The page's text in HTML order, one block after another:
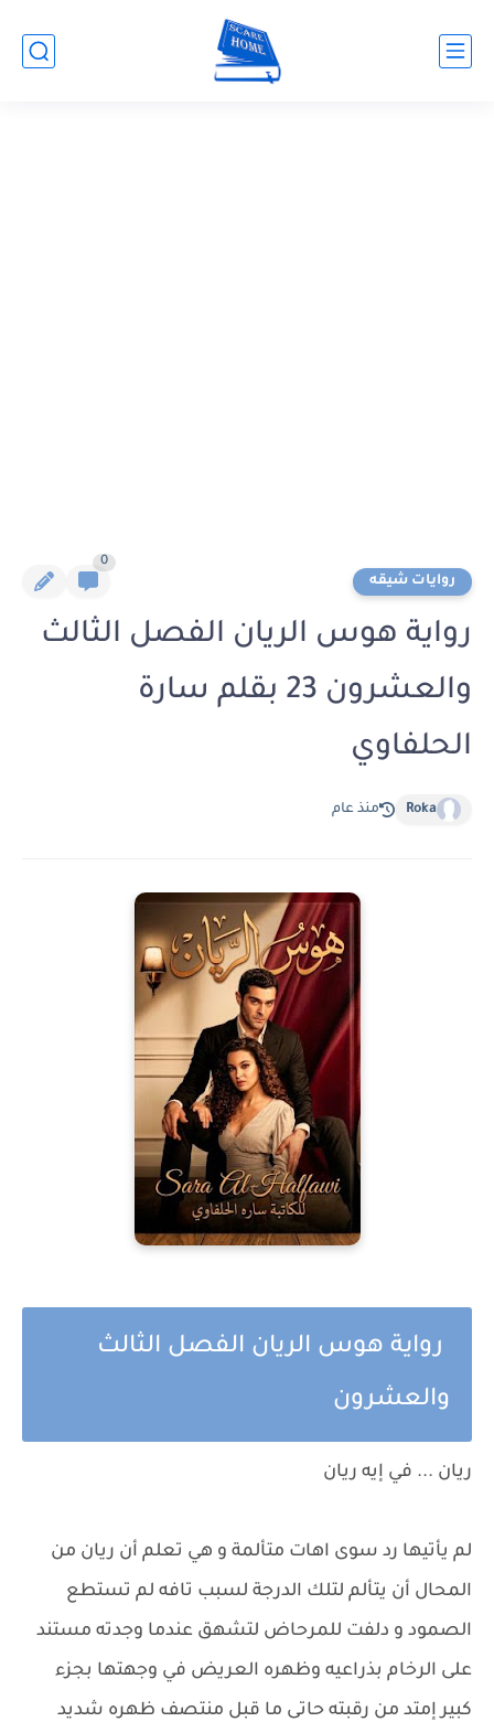
روايات شيقه
0
رواية هوس الريان الفصل الثالث
والعشرون 23 بقلم سارة
الحلفاوي
Roka منذ عام
رواية هوس الريان الفصل الثالث
والعشرون
ريان ... في إيه ريان
لم يأتيها رد سوى اهات متألمة و هي تعلم أن ريان من
المحال أن يتألم لتلك الدرجة لسبب تافه لم تستطع
الصمود و دلفت للمرحاض لتشهق عندما وجدته مستند
على الرخام بذراعيه وظهره العريض في وجهتها بجزء
كبير إمتد من رقبته حاتى ما قبل منتصف ظهره شديد